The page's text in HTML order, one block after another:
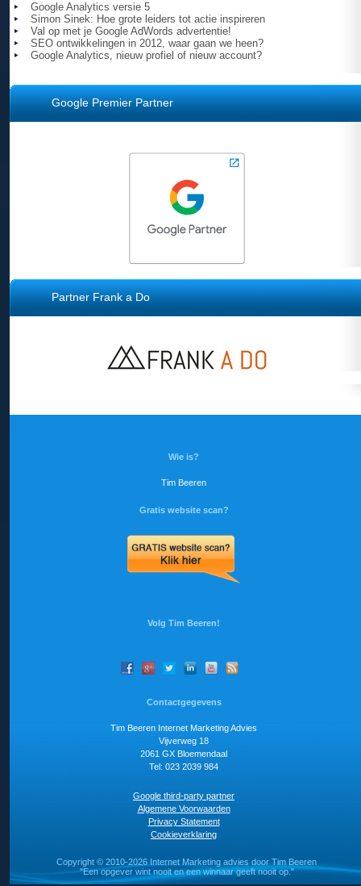
Google Analytics versie 5
Simon Sinek: Hoe grote leiders tot actie inspireren
Val op met je Google AdWords advertentie!
SEO ontwikkelingen in 2012, waar gaan we heen?
Google Analytics, nieuw profiel of nieuw account?
Google Premier Partner
Partner Frank a Do
Wie is?
Tim Beeren
Gratis website scan?
Volg Tim Beeren!
Contactgegevens
Tim Beeren Internet Marketing Advies
Vijverweg 18
2061 GX Bloemendaal
Tel: 023 2039 984
Google third-party partner
Algemene Voorwaarden
Privacy Statement
Cookieverklaring
Copyright © 2010-2026 Internet Marketing advies door Tim Beeren
"Een opgever wint nooit en een winnaar geeft nooit op."